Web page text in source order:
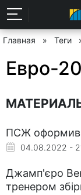
Главная » Теги
Евро-
ПСЖ оформив
04.08.2022 -
Джамп'єро
тренером